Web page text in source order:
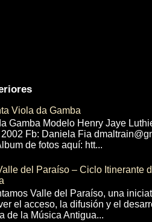
Viola da Gamba
Gamba Modelo Henry Jaye
2002 Fb: Daniela Fia
de fotos aquí: htt...
del Paraíso – Ciclo Itinerante
Valle del Paraíso, una
el acceso, la difusión y el
de la Música Antigua...